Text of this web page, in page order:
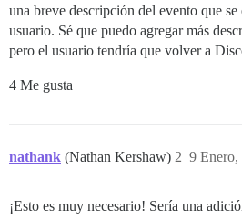
una breve descripción del evento que
usuario. Sé que puedo agregar más
pero el usuario tendría que volver a
4 Me gusta
nathank (Nathan Kershaw) 9 Enero,
2
¡Esto es muy necesario! Sería una